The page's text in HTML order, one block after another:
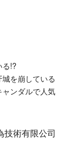
る!?
を崩している
ャンダルで人気
技術有限公司